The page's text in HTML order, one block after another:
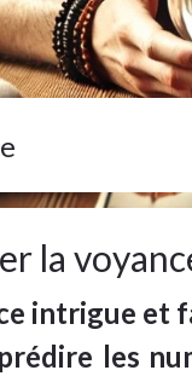
la
intrigue et
les